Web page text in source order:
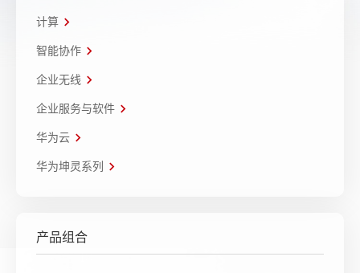
计算
智能协作
企业无线
企业服务与软件
华为云
华为坤灵系列
产品组合